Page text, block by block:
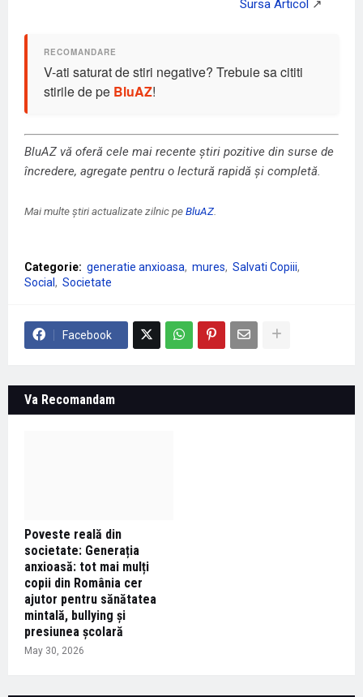
V-ati saturat de stiri negative? Trebuie sa cititi
stirile de pe BluAZ!
BluAZ vă oferă cele mai recente știri pozitive din surse de
încredere, agregate pentru o lectură rapidă și completă.
Mai multe știri actualizate zilnic peBluAZ
Categorie: generatie anxioasa mures
Salvati Copiii
Social
Societate
Facebook
Va Recomandam
Poveste reală din
societate: Generația
anxioasă: tot mai mulți
copii din România cer
ajutor pentru sănătatea
mintală, bullying și
presiunea școlară
May 30, 2026